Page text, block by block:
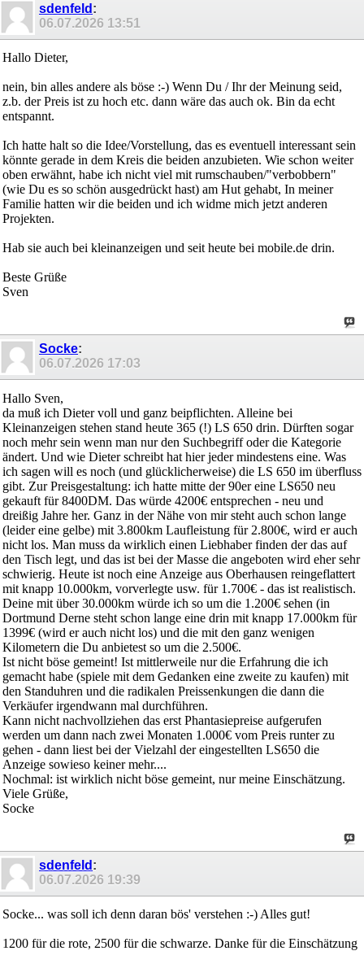
sdenfeld :
06.07.2026 13:51
Hallo Dieter,
nein, bin alles andere als böse :-) Wenn Du / Ihr der Meinung seid,
z.b. der Preis ist zu hoch etc. dann wäre das auch ok. Bin da echt
entspannt.
Ich hatte halt so die Idee/Vorstellung, das es eventuell interessant sein
könnte gerade in dem Kreis die beiden anzubieten. Wie schon weiter
oben erwähnt, habe ich nicht viel mit rumschauben/"verbobbern"
(wie Du es so schön ausgedrückt hast) am Hut gehabt, In meiner
Familie hatten wir die beiden und ich widme mich jetzt anderen
Projekten.
Hab sie auch bei kleinanzeigen und seit heute bei mobile.de drin.
Beste Grüße
Sven
Socke:
06.07.2026 17:03
Hallo Sven,
da muß ich Dieter voll und ganz beipflichten. Alleine bei
Kleinanzeigen stehen stand heute 365 (!) LS 650 drin. Dürften sogar
noch mehr sein wenn man nur den Suchbegriff oder die Kategorie
ändert. Und wie Dieter schreibt hat hier jeder mindestens eine. Was
ich sagen will es noch (und glücklicherweise) die LS 650 im überfluss
gibt. Zur Preisgestaltung: ich hatte mitte der 90er eine LS650 neu
gekauft für 8400DM. Das würde 4200€ entsprechen - neu und
dreißig Jahre her. Ganz in der Nähe von mir steht auch schon lange
(leider eine gelbe) mit 3.800km Laufleistung für 2.800€, wird er auch
nicht los. Man muss da wirklich einen Liebhaber finden der das auf
den Tisch legt, und das ist bei der Masse die angeboten wird eher sehr
schwierig. Heute ist noch eine Anzeige aus Oberhausen reingeflattert
mit knapp 10.000km, vorverlegte usw. für 1.700€ - das ist realistisch.
Deine mit über 30.000km würde ich so um die 1.200€ sehen (in
Dortmund Derne steht schon lange eine drin mit knapp 17.000km für
1399€ (wird er auch nicht los) und die mit den ganz wenigen
Kilometern die Du anbietest so um die 2.500€.
Ist nicht böse gemeint! Ist mittlerweile nur die Erfahrung die ich
gemacht habe (spiele mit dem Gedanken eine zweite zu kaufen) mit
den Standuhren und die radikalen Preissenkungen die dann die
Verkäufer irgendwann mal durchführen.
Kann nicht nachvollziehen das erst Phantasiepreise aufgerufen
werden um dann nach zwei Monaten 1.000€ vom Preis runter zu
gehen - dann liest bei der Vielzahl der eingestellten LS650 die
Anzeige sowieso keiner mehr....
Nochmal: ist wirklich nicht böse gemeint, nur meine Einschätzung.
Viele Grüße,
Socke
sdenfeld :
06.07.2026 19:39
Socke... was soll ich denn daran bös' verstehen :-) Alles gut!
1200 für die rote, 2500 für die schwarze. Danke für die Einschätzung